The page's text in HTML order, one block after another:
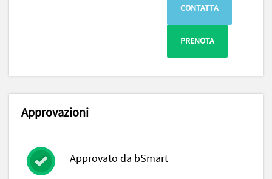
CONTATTA
PRENOTA
Approvazioni
Approvato da bSmart